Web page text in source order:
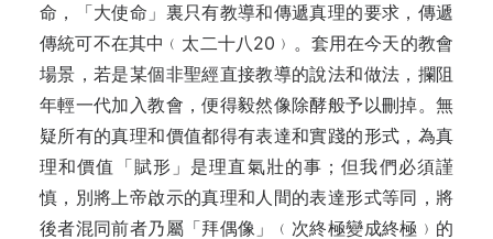
命，「大使命」裏只有教導和傳遞真理的要求，傳遞
傳統可不在其中﹙太二十八20﹚。套用在今天的教會
場景，若是某個非聖經直接教導的說法和做法，攔阻
年輕一代加入教會，便得毅然像除酵般予以刪掉。無
疑所有的真理和價值都得有表達和實踐的形式，為真
理和價值「賦形」是理直氣壯的事；但我們必須謹
慎，別將上帝啟示的真理和人間的表達形式等同，將
後者混同前者乃屬「拜偶像」﹙次終極變成終極﹚的